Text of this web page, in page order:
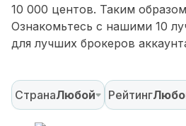
10 000 центов. Таким
Ознакомьтесь с нашими 10
для лучших брокеров
СтранаЛюбой Рейтинг